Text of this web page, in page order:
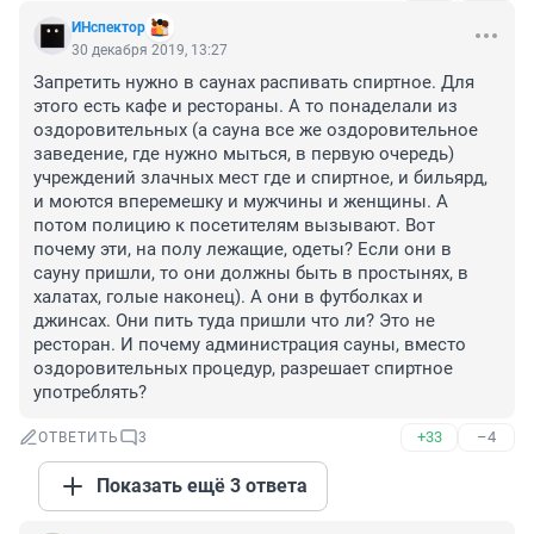
ИНспектор
30 декабря 2019, 13:27
Запретить нужно в саунах распивать спиртное. Для
этого есть кафе и рестораны. А то понаделали из
оздоровительных (а сауна все же оздоровительное
заведение, где нужно мыться, в первую очередь)
учреждений злачных мест где и спиртное, и бильярд,
и моются вперемешку и мужчины и женщины. А
потом полицию к посетителям вызывают. Вот
почему эти, на полу лежащие, одеты? Если они в
сауну пришли, то они должны быть в простынях, в
халатах, голые наконец). А они в футболках и
джинсах. Они пить туда пришли что ли? Это не
ресторан. И почему администрация сауны, вместо
оздоровительных процедур, разрешает спиртное
употреблять?
ОТВЕТИТЬ 3 +33 –4
Показать ещё 3 ответа